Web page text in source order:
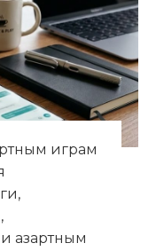
играм
азартным